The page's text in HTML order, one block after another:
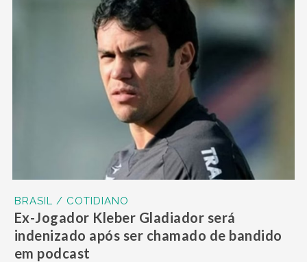
BRASIL / COTIDIANO
Ex-Jogador Kleber Gladiador será
indenizado após ser chamado de bandido
em podcast